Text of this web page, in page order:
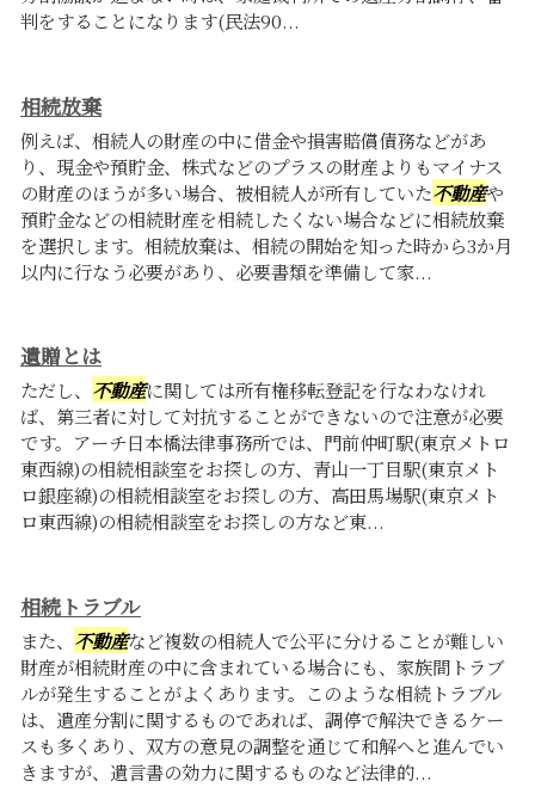
判をすることになります(民法90...
相続放棄
例えば、相続人の財産の中に借金や損害賠償債務などがあ
り、現金や預貯金、株式などのプラスの財産よりもマイナス
の財産のほうが多い場合、被相続人が所有していた不動産や
預貯金などの相続財産を相続したくない場合などに相続放棄
を選択します。相続放棄は、相続の開始を知った時から3か月
以内に行なう必要があり、必要書類を準備して家...
遺贈とは
ただし、 不動産に関しては所有権移転登記を行なわなけれ
ば、第三者に対して対抗することができないので注意が必要
です。アーチ日本橋法律事務所では、門前仲町駅(東京メトロ
東西線)の相続相談室をお探しの方、青山一丁目駅(東京メト
ロ銀座線)の相続相談室をお探しの方、高田馬場駅(東京メト
ロ東西線)の相続相談室をお探しの方など東...
相続トラブル
また、 不動産など複数の相続人で公平に分けることが難しい
財産が相続財産の中に含まれている場合にも、家族間トラブ
ルが発生することがよくあります。このような相続トラブル
は、遺産分割に関するものであれば、調停で解決できるケー
スも多くあり、双方の意見の調整を通じて和解へと進んでい
きますが、遺言書の効力に関するものなど法律的...